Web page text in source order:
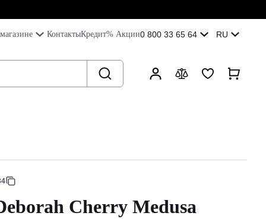
КонтактыКредит% Акции0 800 33 65 64 RU
Cherry Medusa